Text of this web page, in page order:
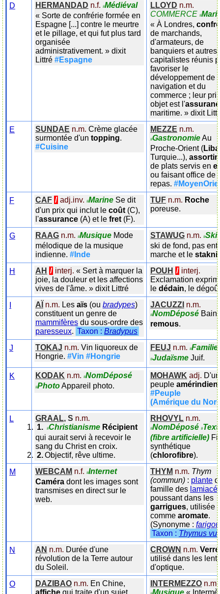
D HERMANDAD n.f. #Médiéval
« Sorte de confrérie formée en
Espagne [...] contre le meurtre
et le pillage, et qui fut plus tard
organisée
administrativement. » dixit
Littré #Espagne
LLOYD n.m.
COMMERCE #
« À Londres,
de marchands,
d'armateurs, de
banquiers et autres
capitalistes réunis
favoriser le
développement de
navigation et du
commerce ; leur
objet est l'
maritime. » dixit
E
SUNDAE n.m. Crème glacée
surmontée d'un topping.
#Cuisine
MEZZE n.m.
#GastronomieAu
Proche-Orient (
Turquie...),
de plats servis en
ou faisant office de
repas.
F
CAF / adj.inv. #Marine Se dit
d'un prix qui inclut le coût (C),
l'assurance (A) et le fret (F).
TUF n.m. Roche
poreuse.
G RAAG n.m. #Musique Mode
mélodique de la musique
indienne. #Inde
STAWUG n.m. #Ski
ski de fond, pas
marche et le
H
AH / interj. « Sert à marquer la
joie, la douleur et les affections
vives de l'âme. » dixit Littré
POUH / interj.
Exclamation
le dédain, le
AÏ n.m. Les aïs (ou bradypes)
constituent un genre de
mammifères du sous-ordre des
paresseux. Taxon : Bradypus
JACUZZI n.m.
#NomDéposé Bain
remous.
J TOKAJ n.m. Vin liquoreux de
Hongrie. #Vin #Hongrie
FEUJ n.m. #
#Judaïsme Juif.
K KODAK n.m. #NomDéposé
#PhotoAppareil photo.
MOHAWK adj. D'un
peuple amérindien
#Peuple
(Amérique du
L
GRAAL, S n.m.
#Christianisme Récipient
qui aurait servi à recevoir le
sang du Christ en croix.
Objectif, rêve ultime.
RHOVYL n.m.
#NomDéposé #
(fibre artificielle)
synthétique
(chlorofibre).
M
WEBCAM n.f. #Internet
Caméra dont les images sont
transmises en direct sur le
web.
THYM n.m. Thym
(commun) : plante
famille des
poussant dans les
garrigues, utilisée
comme aromate.
(Synonyme :
Taxon : Thymus
N
AN n.m. Durée d'une
révolution de la Terre autour
du Soleil.
CROWN n.m. Verre
utilisé dans les
d'optique.
O
DAZIBAO n.m. En Chine,
affiche qui traite d'un sujet
INTERMEZZO n.m.
Musique «